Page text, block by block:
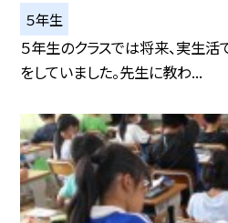
５年生
５年生のクラスでは将来、実生
をしていました。先生に教わ...